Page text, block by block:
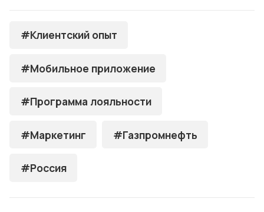
#Клиентский опыт
#Мобильное приложение
#Программа лояльности
#Маркетинг #Газпромнефть
#Россия